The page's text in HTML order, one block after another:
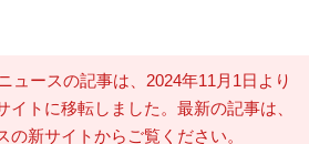
ュースの記事は、2024年11月1日より
イトに移転しました。最新の記事は、
の新サイトからご覧ください。